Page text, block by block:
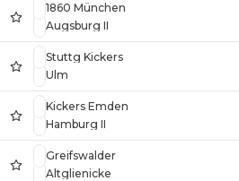
1860 München
Augsburg II
Stuttg Kickers
Ulm
Kickers Emden
Hamburg II
Greifswalder
Altglienicke